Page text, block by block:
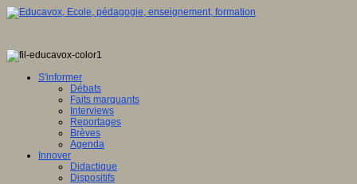
S'informer
Débats
Faits marquants
Interviews
Reportages
Brèves
Agenda
Innover
Didactique
Dispositifs